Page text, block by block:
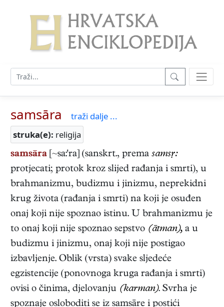
samsāra
traži dalje ...
struka(e): religija
samsāra [~sa:'ra] (sanskrt., prema samsṛ:
protjecati; protok kroz slijed rađanja i smrti), u
brahmanizmu, budizmu i jinizmu, neprekidni
krug života (rađanja i smrti) na koji je osuđen
onaj koji nije spoznao istinu. U brahmanizmu je
to onaj koji nije spoznao sepstvo (ātman), a u
budizmu i jinizmu, onaj koji nije postigao
izbavljenje. Oblik (vrsta) svake sljedeće
egzistencije (ponovnoga kruga rađanja i smrti)
ovisi o činima, djelovanju (karman). Svrha je
spoznaje osloboditi se iz samsāre i postići